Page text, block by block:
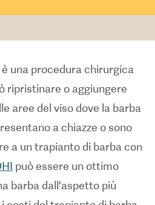
una procedura chirurgica
ripristinare o aggiungere
aree del viso dove la barba
a chiazze o sono
a un trapianto di barba con
può essere un ottimo
barba dall'aspetto più